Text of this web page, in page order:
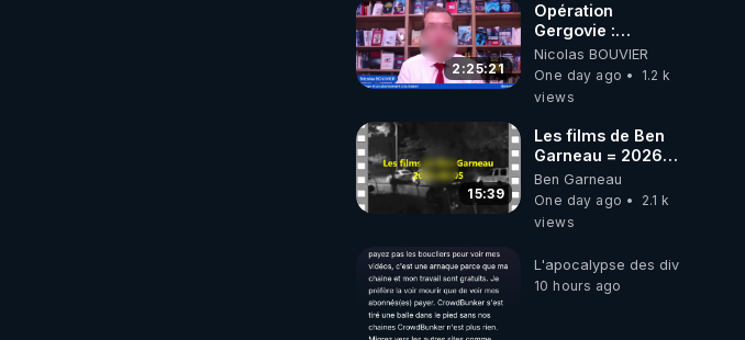
2:25:21
Opération
Gergovie :
‪@38resistancegauloise‬
‪@MarionSigautOfficiel‬
‪@gladysriifard5710‬
Nicolas BOUVIER
One day ago
1.2 k
views
15:39
Les films de Ben
Garneau = 2026-
08-05
Ben Garneau
One day ago
2.1 k
views
L'apocalypse des divulgations
10 hours ago